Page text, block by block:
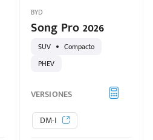
Song Pro 2026
BYD
SUV
Compacto
PHEV
VERSIONES
DM-I